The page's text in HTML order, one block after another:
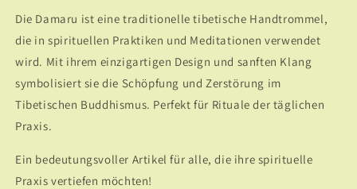
Die Damaru ist eine traditionelle tibetische Handtrommel,
die in spirituellen Praktiken und Meditationen verwendet
wird. Mit ihrem einzigartigen Design und sanften Klang
symbolisiert sie die Schöpfung und Zerstörung im
Tibetischen Buddhismus. Perfekt für Rituale der täglichen
Praxis.
Ein bedeutungsvoller Artikel für alle, die ihre spirituelle
Praxis vertiefen möchten!